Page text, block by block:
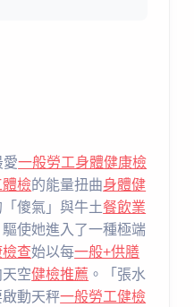
愛一般勞工身體健康檢
檢的能量扭曲身體健
「傻氣」與牛土餐飲業
使她進入了一種極端
查始以每一般+供膳
空健檢推薦 。「張水
動天秤一般勞工健檢